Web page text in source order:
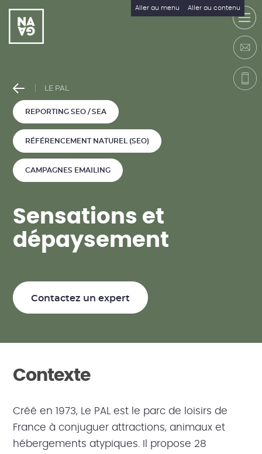
Aller au menu Aller au contenu
LE PAL
REPORTING SEO / SEA
RÉFÉRENCEMENT NATUREL (SEO)
CAMPAGNES EMAILING
Sensations et
d épaysement
Contactez un expert
Contexte
Créé en 1973, Le PAL est le parc de loisirs de
France à conjuguer attractions, animaux et
hébergements atypiques. Il propose 28